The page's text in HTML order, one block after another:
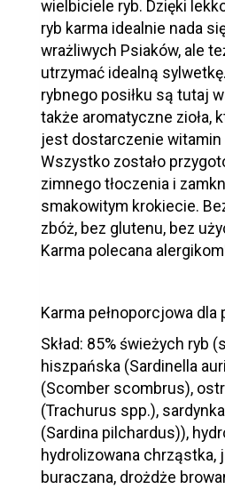
wielbiciele ryb. Dzięki
ryb karma idealnie nada
wrażliwych Psiaków, ale
utrzymać idealną
rybnego posiłku są tutaj
także aromatyczne zioła,
jest dostarczenie
Wszystko zostało
zimnego tłoczenia i
smakowitym krokiecie.
zbóż, bez glutenu, bez
Karma polecana
Karma pełnoporcjowa dla
Skład: 85% świeżych ryb
hiszpańska (Sardinella
(Scomber scombrus),
(Trachurus spp.),
(Sardina pilchardus)),
hydrolizowana chrząstka,
buraczana, drożdże